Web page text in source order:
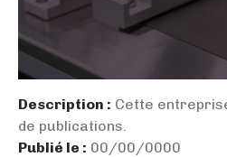
Description : Cette
de publications.
Publié le : 00/00/0000